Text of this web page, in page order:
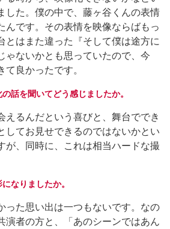
した。僕の中で、藤ヶ谷くんの表情
んです。その表情を映像ならばもっ
とはまた違った『そして僕は途方に
ゃないかとも思っていたので、今
て良かったです。
話を聞いてどう感じましたか。
るんだという喜びと、舞台ででき
してお見せできるのではないかとい
が、同時に、これは相当ハードな撮
なりましたか。
た思い出は一つもないです。なの
演者の方と、「あのシーンではあん